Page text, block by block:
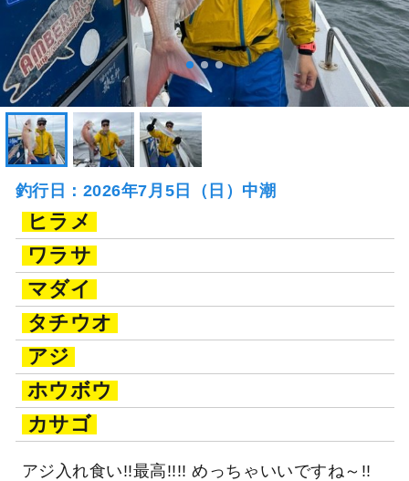
釣行日：2026年7月5日（日）中潮
ヒラメ
ワラサ
マダイ
タチウオ
アジ
ホウボウ
カサゴ
アジ入れ食い!!最高!!!! めっちゃいいですね～!!